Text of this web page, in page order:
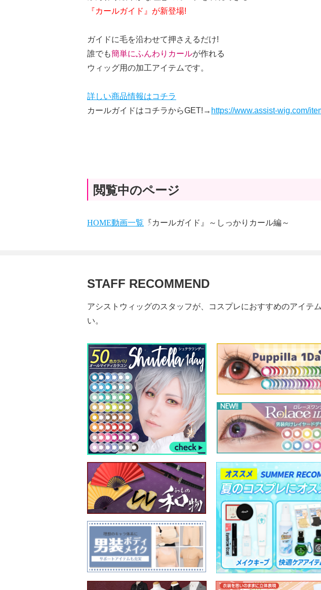
『カールガイド』が新登場!
ガイドに毛を沿わせて押さえるだけ!
誰でも簡単にふんわりカールが作れる
ウィッグ用の加工アイテムです。
詳しい商品情報はコチラ
カールガイドはコチラからGET!→ https://www.assist-wig.com/
閲覧中のページ
HOME動画一覧 『カールガイド』～しっかりカール編～
STAFF RECOMMEND
アシストウィッグのスタッフが、コスプレにおすすめのアイテ
い。